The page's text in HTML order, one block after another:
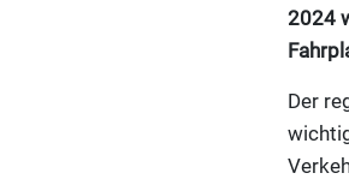
2024
Der